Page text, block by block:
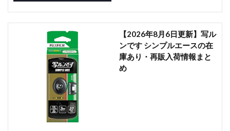
【2026年8月6日更新】写ル
ンです シンプルエースの在
庫あり・再販入荷情報まと
め